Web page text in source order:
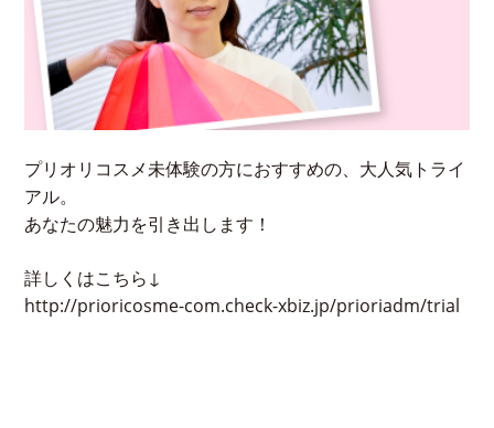
プリオリコスメ未体験の方におすすめの、大人気トライ
アル。
あなたの魅力を引き出します！
詳しくはこちら↓
http://prioricosme-com.check-xbiz.jp/prioriadm/trial